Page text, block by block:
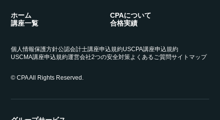
ホーム
CPAについて
講座一覧
合格実績
個人情報保護方針公認会計士講座申込規約USCPA講座申込規約
USCMA講座申込規約運営会社2つの安全対策よくあるご質問サイトマップ
© CPA All Rights Reserved.